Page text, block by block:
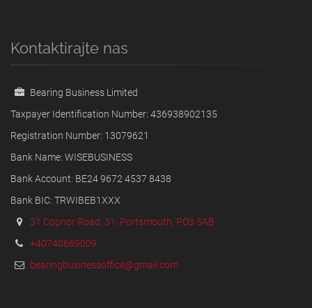
Kontaktirajte nas
Bearing Business Limited
Taxpayer Identification Number: 436938902135
Registration Number: 13079621
Bank Name: WISEBUSINESS
Bank Account: BE24 9672 4537 8438
Bank BIC: TRWIBEB1XXX
31 Copnor Road, 31, Portsmouth, PO3 5AB
+40740669009
bearingbusinessoffice@gmail.com